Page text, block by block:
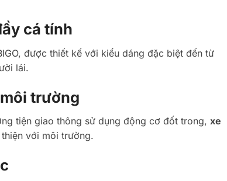
cá tính
được thiết kế với kiểu dáng đặc biệt đến từ
lái.
trường
tiện giao thông sử dụng động cơ đốt trong, xe
với môi trường.